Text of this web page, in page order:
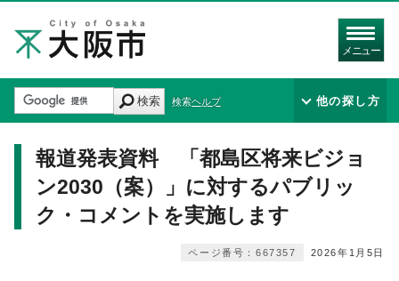
メニュー
検索 検索ヘルプ 他の探し方
報道発表資料 「都島区将来ビジョ
ン2030（案）」に対するパブリッ
ク・コメントを実施します
2026年1月5日
ページ番号：667357